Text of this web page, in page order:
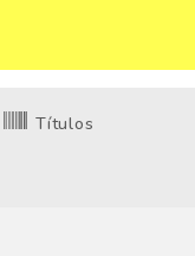
Títulos